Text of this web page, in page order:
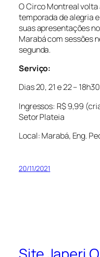
O Circo Montreal volta
temporada de alegria
suas apresentações
Marabá com sessões
segunda.
Serviço:
Dias 20, 21 e 22 –
Ingressos: R$ 9,99
Setor Plateia
Local: Marabá, Eng.
20/11/2021